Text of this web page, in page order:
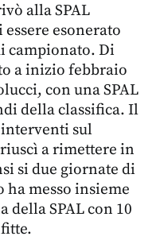
alla SPAL
essere esonerato
campionato. Di
a inizio febbraio
con una SPAL
della classifica. Il
sul
a rimettere in
si due giornate di
messo insieme
della SPAL con 10